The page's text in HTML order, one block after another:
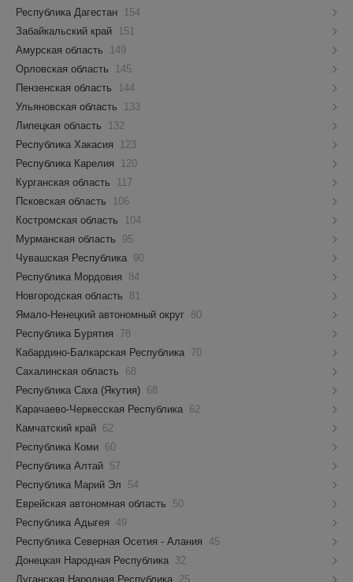
Республика Дагестан 154
Забайкальский край 151
Амурская область
149
Орловская область
145
Пензенская область
144
Ульяновская область
133
Липецкая область
132
Республика Хакасия
123
Республика Карелия
120
Курганская область
117
Псковская область
106
Костромская область
104
Мурманская область
95
Чувашская Республика 90
Республика Мордовия
84
Новгородская область
81
Ямало-Ненецкий автономный округ 80
Республика Бурятия
78
Кабардино-Балкарская Республика 70
Сахалинская область
68
Республика Саха (Якутия) 68
Карачаево-Черкесская Республика 62
Камчатский край 62
Республика Коми 60
Республика Алтай 57
Республика Марий Эл
54
Еврейская автономная область
50
Республика Адыгея 49
Республика Северная Осетия - Алания 45
Донецкая Народная Республика 32
Луганская Народная Республика 25